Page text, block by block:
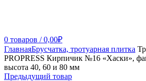
0 товаров / 0,00₽
ГлавнаяБрусчатка, тротуарная плитка
PROPRESS Кирпичик №16 «Хаски»,
высота 40, 60 и 80 мм
Предыдущий товар